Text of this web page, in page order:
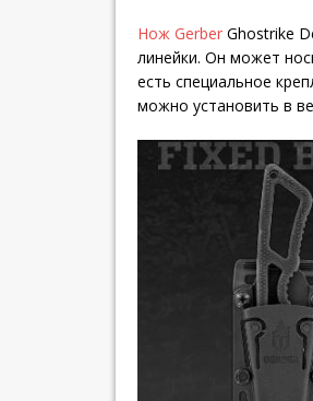
Нож Gerber Ghostrike
линейки. Он может
есть специальное
можно установить в